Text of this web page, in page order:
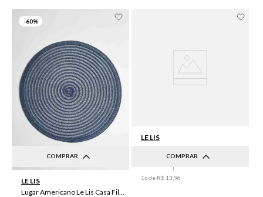
-60%
COMPRAR
LE LIS
Lugar Americano Le Lis Casa Filipa
COMPRAR
LE LIS
1x de R$ 13 96